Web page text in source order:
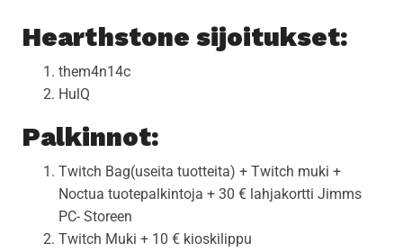
Hearthstone sijoitukset:
them4n14c
HulQ
Palkinnot:
Twitch Bag(useita tuotteita) + Twitch muki +
Noctua tuotepalkintoja + 30 € lahjakortti Jimms
PC- Storeen
Twitch Muki + 10 € kioskilippu